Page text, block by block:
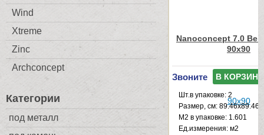
Wind
Xtreme
Zinc
Archconcept
Категории
под металл
Nanoconcept 7.0
90x90
Звоните В КОРЗИНУ
Шт.в упаковке: 2
Размер, см: 89.46x89.46
М2 в упаковке: 1.601
Ед.измерения: м2